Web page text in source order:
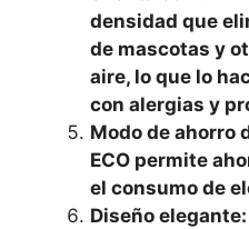
densidad que
de mascotas y
aire, lo que lo
con alergias y
Modo de ahorro
ECO permite
el consumo de
Diseño